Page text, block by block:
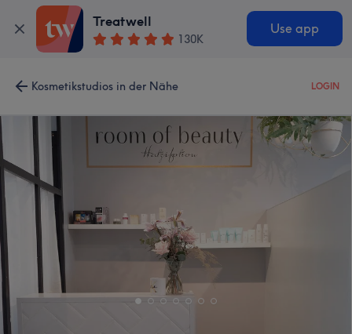
Treatwell
130K
Use app
Kosmetikstudios in der Nähe LOGIN